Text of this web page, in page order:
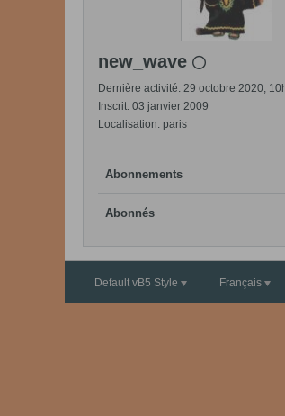
new_wave
Dernière activité: 29 octobre 2020,
Inscrit: 03 janvier 2009
Localisation: paris
Abonnements
Abonnés
Default vB5 Style Français